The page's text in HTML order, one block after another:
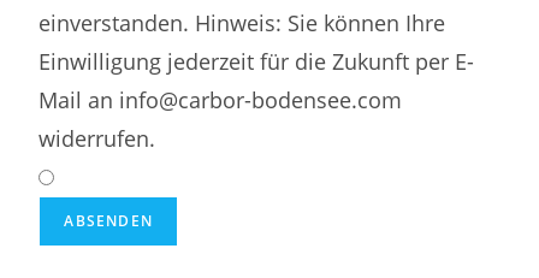
einverstanden. Hinweis: Sie können Ihre
Einwilligung jederzeit für die Zukunft per E-
Mail an info@carbor-bodensee.com
widerrufen.
ABSENDEN